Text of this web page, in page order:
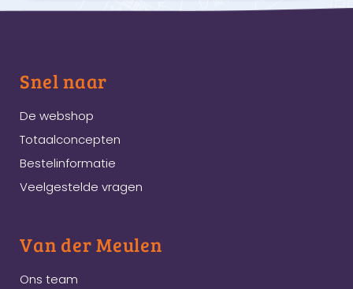
Snel naar
De webshop
Totaalconcepten
Bestelinformatie
Veelgestelde vragen
Van der Meulen
Ons team